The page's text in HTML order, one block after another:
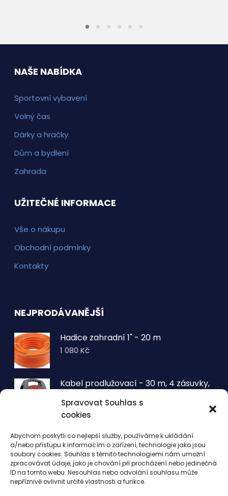
Spravovat Souhlas s
cookies
Abychom poskytli co nejlepší služby, používáme k ukládání
a/nebo přístupu k informacím o zařízení, technologie jako jsou
soubory cookies. Souhlas s těmito technologiemi nám umožní
zpracovávat údaje, jako je chování při procházení nebo jedinečná
ID na tomto webu. Nesouhlas nebo odvolání souhlasu může
nepříznivě ovlivnit určité vlastnosti a funkce.
NAŠE NABÍDKA
Sportovní vybavení
Volný čas
Dárky a hračky
Dům a bydlení
Zahrada
UŽITEČNÉ INFORMACE
Vše o nákupu
Obchodní podmínky
Kontakty
NEJPRODÁVANĚJŠÍ
Hadice zahradní 1" - 20 m
1 080Kč
Kabel prodlužovací - 30 m, 4 zásuvky,
1 260Kč
drátů 50 LED - teplá bílá
343Kč